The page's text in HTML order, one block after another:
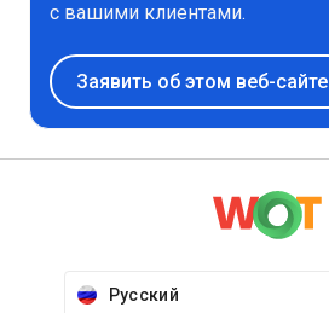
с вашими клиентами.
Заявить об этом веб-сайте
Русский